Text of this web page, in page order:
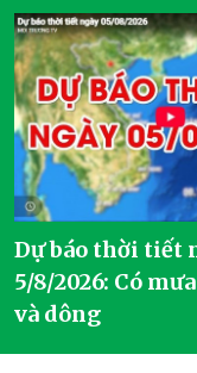
Dự báo thời tiết
5/8/2026: Có
và dông